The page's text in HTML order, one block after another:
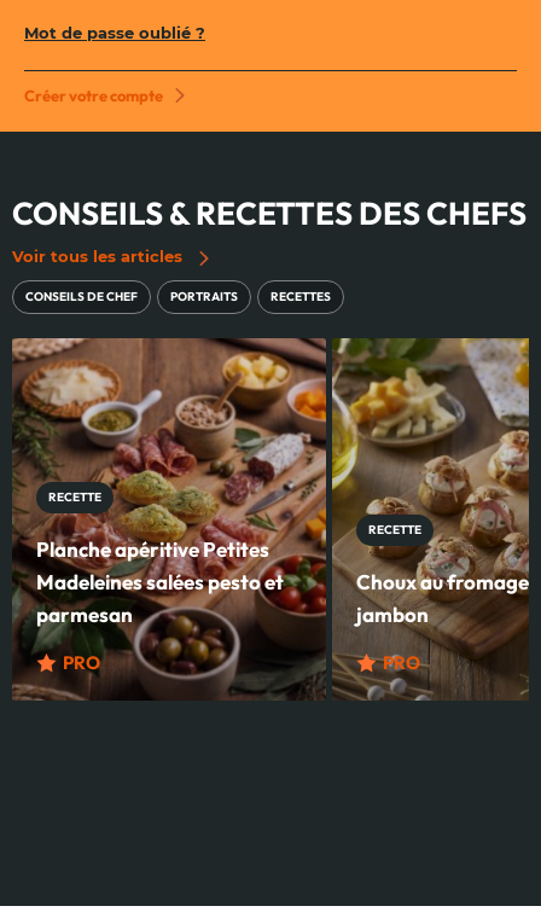
Mot de passe oublié ?
Créer votre compte
CONSEILS & RECETTES DES CHEFS
CONSEILS DE CHEF PORTRAITS RECETTES
Voir tous les articles
RECETTE
Planche apéritive Petites
Madeleines salées pesto et
parmesan
PRO
RECETTE
Choux au fromage
jambon
PRO